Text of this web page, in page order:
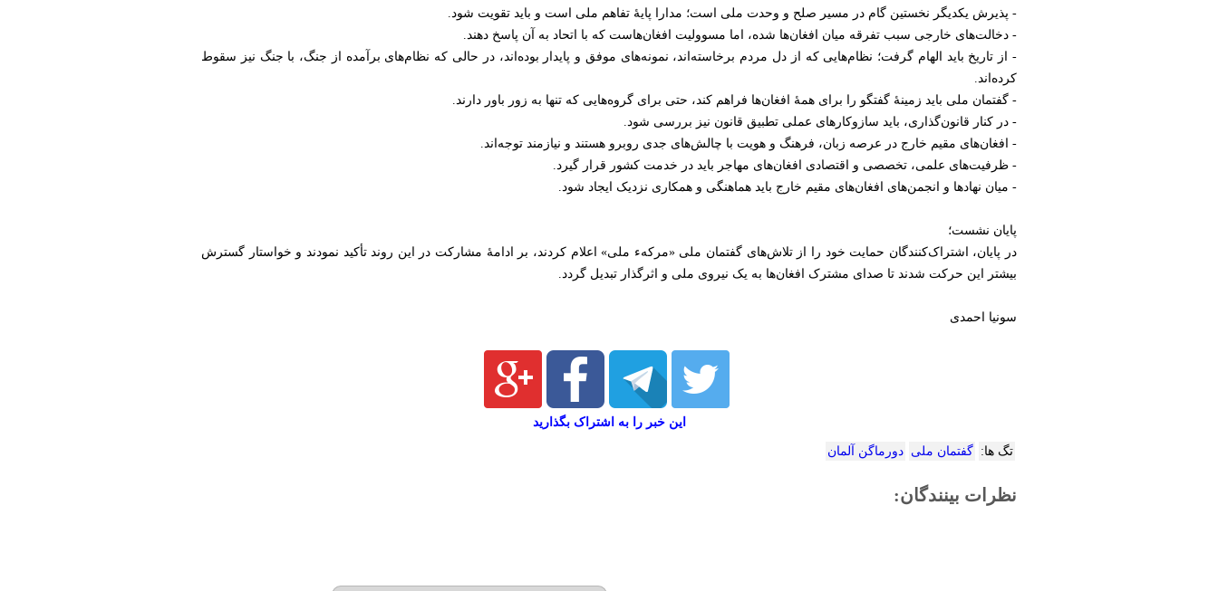
- پذیرش یکدیگر نخستین گام در مسیر صلح و وحدت ملی است؛ مدارا پایهٔ تفاهم ملی است و باید تقویت شود.
- دخالت‌های خارجی سبب تفرقه میان افغان‌ها شده، اما مسوولیت افغان‌هاست که با اتحاد به آن پاسخ دهند.
- از تاریخ باید الهام گرفت؛ نظام‌هایی که از دل مردم برخاسته‌اند، نمونه‌های موفق و پایدار بوده‌اند، در حالی که نظام‌های برآمده از جنگ، با جنگ نیز سقوط
کرده‌اند.
- گفتمان ملی باید زمینهٔ گفتگو را برای همهٔ افغان‌ها فراهم کند، حتی برای گروه‌هایی که تنها به زور باور دارند.
- در کنار قانون‌گذاری، باید سازوکارهای عملی تطبیق قانون نیز بررسی شود.
- افغان‌های مقیم خارج در عرصه زبان، فرهنگ و هویت با چالش‌های جدی روبرو هستند و نیازمند توجه‌اند.
- ظرفیت‌های علمی، تخصصی و اقتصادی افغان‌های مهاجر باید در خدمت کشور قرار گیرد.
- میان نهادها و انجمن‌های افغان‌های مقیم خارج باید هماهنگی و همکاری نزدیک ایجاد شود.
پایان نشست؛
در پایان، اشتراک‌کنندگان حمایت خود را از تلاش‌های گفتمان ملی «مرکهء ملی» اعلام کردند، بر ادامهٔ مشارکت در این روند تأکید نمودند و خواستار گسترش
بیشتر این حرکت شدند تا صدای مشترک افغان‌ها به یک نیروی ملی و اثرگذار تبدیل گردد.
سونیا احمدی
این خبر را به اشتراک بگذارید
تگ ها: گفتمان ملی دورماگن آلمان
نظرات بینندگان: